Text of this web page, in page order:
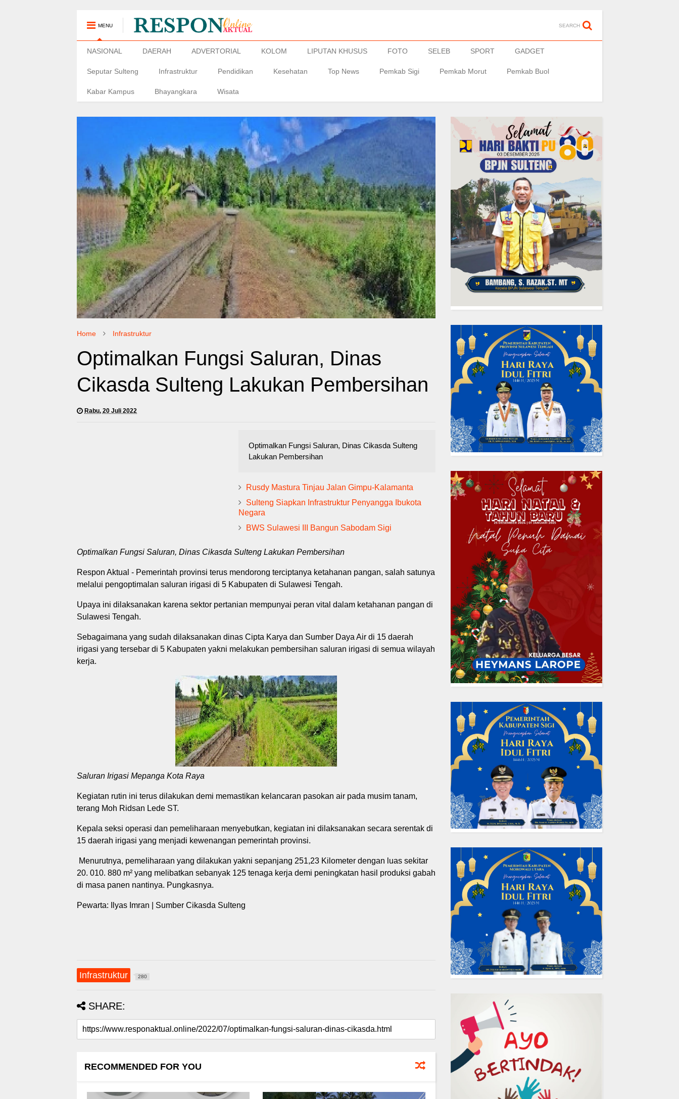
MENU SEARCH
NASIONAL DAERAH ADVERTORIAL KOLOM LIPUTAN KHUSUS FOTO SELEB SPORT GADGET
Seputar Sulteng Infrastruktur Pendidikan Kesehatan Top News Pemkab Sigi Pemkab Morut Pemkab Buol
Kabar Kampus Bhayangkara Wisata
Home Infrastruktur
Optimalkan Fungsi Saluran, Dinas
Cikasda Sulteng Lakukan Pembersihan
Rabu, 20 Juli 2022
Optimalkan Fungsi Saluran, Dinas Cikasda Sulteng
Lakukan Pembersihan
Rusdy Mastura Tinjau Jalan Gimpu-Kalamanta
Sulteng Siapkan Infrastruktur Penyangga Ibukota
Negara
BWS Sulawesi III Bangun Sabodam Sigi
Optimalkan Fungsi Saluran, Dinas Cikasda Sulteng Lakukan Pembersihan
Respon Aktual - Pemerintah provinsi terus mendorong terciptanya ketahanan pangan, salah satunya
melalui pengoptimalan saluran irigasi di 5 Kabupaten di Sulawesi Tengah.
Upaya ini dilaksanakan karena sektor pertanian mempunyai peran vital dalam ketahanan pangan di
Sulawesi Tengah.
Sebagaimana yang sudah dilaksanakan dinas Cipta Karya dan Sumber Daya Air di 15 daerah
irigasi yang tersebar di 5 Kabupaten yakni melakukan pembersihan saluran irigasi di semua wilayah
kerja.
Saluran Irigasi Mepanga Kota Raya
Kegiatan rutin ini terus dilakukan demi memastikan kelancaran pasokan air pada musim tanam,
terang Moh Ridsan Lede ST.
Kepala seksi operasi dan pemeliharaan menyebutkan, kegiatan ini dilaksanakan secara serentak di
15 daerah irigasi yang menjadi kewenangan pemerintah provinsi.
Menurutnya, pemeliharaan yang dilakukan yakni sepanjang 251,23 Kilometer dengan luas sekitar
20. 010. 880 m² yang melibatkan sebanyak 125 tenaga kerja demi peningkatan hasil produksi gabah
di masa panen nantinya. Pungkasnya.
Pewarta: Ilyas Imran | Sumber Cikasda Sulteng
Infrastruktur 280
SHARE:
RECOMMENDED FOR YOU